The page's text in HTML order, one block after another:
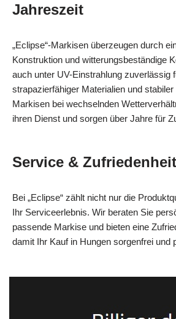
Jahreszeit
„Eclipse“-Markisen überzeugen durch
Konstruktion und witterungsbeständige
auch unter UV-Einstrahlung zuverlässig
strapazierfähiger Materialien und
Markisen bei wechselnden
ihren Dienst und sorgen über Jahre für
Service &
Bei „Eclipse“ zählt nicht nur die
Ihr Serviceerlebnis. Wir beraten Sie
passende Markise und bieten eine
damit Ihr Kauf in Hungen sorgenfrei und